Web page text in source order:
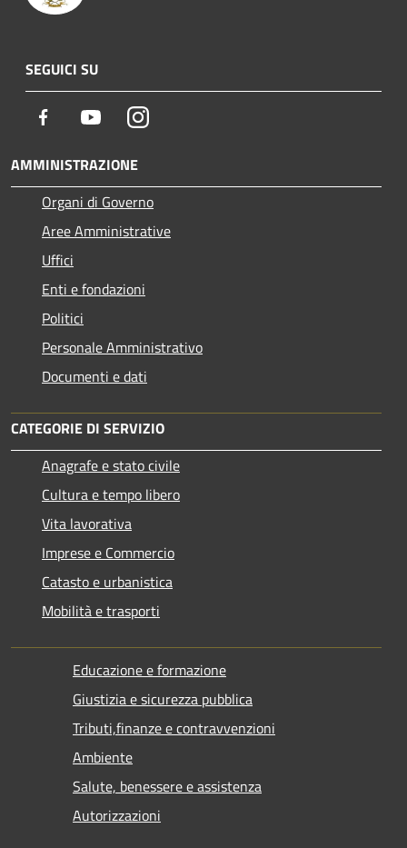
SEGUICI SU
Facebook YoutubeInstagram
AMMINISTRAZIONE
Organi di Governo
Aree Amministrative
Uffici
Enti e fondazioni
Politici
Personale Amministrativo
Documenti e dati
CATEGORIE DI SERVIZIO
Anagrafe e stato civile
Cultura e tempo libero
Vita lavorativa
Imprese e Commercio
Catasto e urbanistica
Mobilità e trasporti
Educazione e formazione
Giustizia e sicurezza pubblica
Tributi,finanze e contravvenzioni
Ambiente
Salute, benessere e assistenza
Autorizzazioni